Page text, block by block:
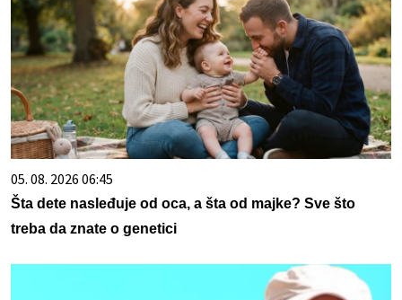
05. 08. 2026 06:45
Šta dete nasleđuje od oca, a šta od majke? Sve što
treba da znate o genetici